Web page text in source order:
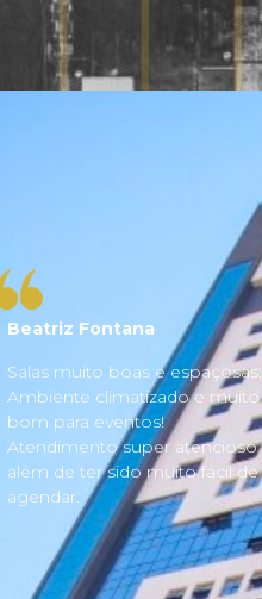
Salas muito boas e espaçosas.
Ambiente climatizado e muito
bom para eventos!
Atendimento super atencioso
além de ter sido muito fácil de
agendar.
Beatriz Fontana